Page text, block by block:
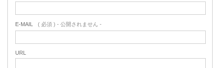
E-MAIL ( 必須 ) - 公開されません -
URL